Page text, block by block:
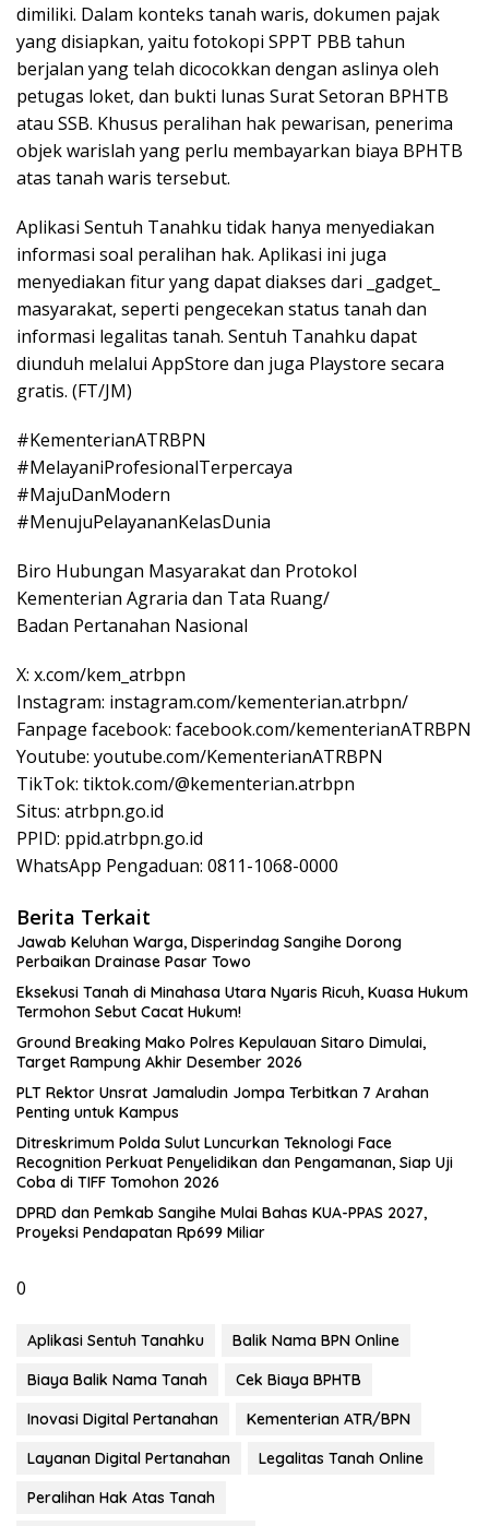
dimiliki. Dalam konteks tanah waris, dokumen pajak
yang disiapkan, yaitu fotokopi SPPT PBB tahun
berjalan yang telah dicocokkan dengan aslinya oleh
petugas loket, dan bukti lunas Surat Setoran BPHTB
atau SSB. Khusus peralihan hak pewarisan, penerima
objek warislah yang perlu membayarkan biaya BPHTB
atas tanah waris tersebut.
Aplikasi Sentuh Tanahku tidak hanya menyediakan
informasi soal peralihan hak. Aplikasi ini juga
menyediakan fitur yang dapat diakses dari _gadget_
masyarakat, seperti pengecekan status tanah dan
informasi legalitas tanah. Sentuh Tanahku dapat
diunduh melalui AppStore dan juga Playstore secara
gratis. (FT/JM)
#KementerianATRBPN
#MelayaniProfesionalTerpercaya
#MajuDanModern
#MenujuPelayananKelasDunia
Biro Hubungan Masyarakat dan Protokol
Kementerian Agraria dan Tata Ruang/
Badan Pertanahan Nasional
X: x.com/kem_atrbpn
Instagram: instagram.com/kementerian.atrbpn/
Fanpage facebook: facebook.com/kementerianATRBPN
Youtube: youtube.com/KementerianATRBPN
TikTok: tiktok.com/@kementerian.atrbpn
Situs: atrbpn.go.id
PPID: ppid.atrbpn.go.id
WhatsApp Pengaduan: 0811-1068-0000
Berita Terkait
Jawab Keluhan Warga, Disperindag Sangihe Dorong
Perbaikan Drainase Pasar Towo
Eksekusi Tanah di Minahasa Utara Nyaris Ricuh, Kuasa Hukum
Termohon Sebut Cacat Hukum!
Ground Breaking Mako Polres Kepulauan Sitaro Dimulai,
Target Rampung Akhir Desember 2026
​PLT Rektor Unsrat Jamaludin Jompa Terbitkan 7 Arahan
Penting untuk Kampus
Ditreskrimum Polda Sulut Luncurkan Teknologi Face
Recognition Perkuat Penyelidikan dan Pengamanan, Siap Uji
Coba di TIFF Tomohon 2026
DPRD dan Pemkab Sangihe Mulai Bahas KUA-PPAS 2027,
Proyeksi Pendapatan Rp699 Miliar
0
Aplikasi Sentuh Tanahku
Balik Nama BPN Online
Biaya Balik Nama Tanah
Cek Biaya BPHTB
Inovasi Digital Pertanahan
Kementerian ATR/BPN
Layanan Digital Pertanahan
Legalitas Tanah Online
Peralihan Hak Atas Tanah